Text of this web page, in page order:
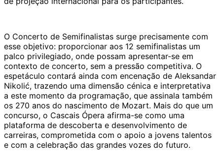
O Concerto de Semifinalistas surge precisamente com
esse objetivo: proporcionar aos 12 semifinalistas um
palco privilegiado, onde possam apresentar-se em
contexto de concerto, sem a pressão competitiva. O
espetáculo contará ainda com encenação de Aleksandar
Nikolić, trazendo uma dimensão cénica e interpretativa
a este momento da programação, que assinala também
os 270 anos do nascimento de Mozart. Mais do que um
concurso, o Cascais Ópera afirma-se como uma
plataforma de descoberta e desenvolvimento de
carreiras, comprometida com o apoio a jovens talentos
e com a celebração das grandes vozes do futuro.